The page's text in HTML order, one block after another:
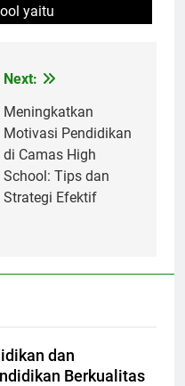
yaitu
Next:
Meningkatkan
Motivasi Pendidikan
di Camas High
School: Tips dan
Strategi Efektif
dan
Berkualitas